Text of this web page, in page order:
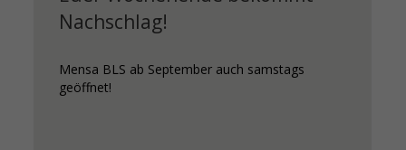
Nachschlag!
Mensa BLS ab September auch samstags
geöffnet!